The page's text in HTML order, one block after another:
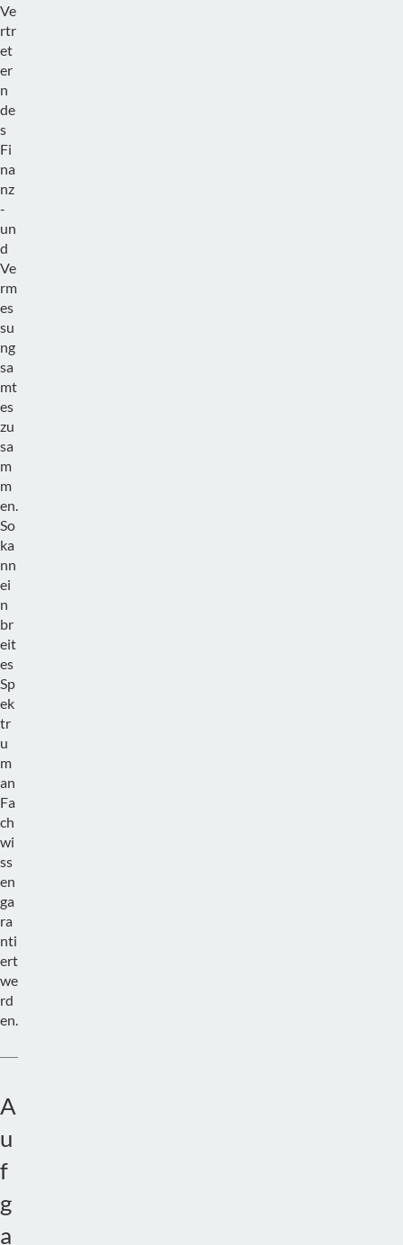
Ve
rtr
et
er
n
de
s
Fi
na
nz
-
un
d
Ve
rm
es
su
ng
sa
mt
es
zu
sa
m
m
en.
So
ka
nn
ei
n
br
eit
es
Sp
ek
tr
u
m
an
Fa
ch
wi
ss
en
ga
ra
nti
ert
we
rd
en.
A
u
f
g
a